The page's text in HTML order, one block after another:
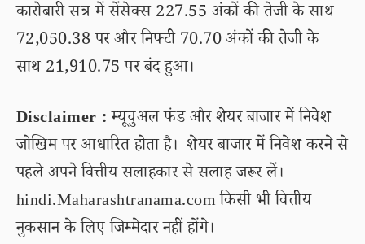
कारोबारी सत्र में सेंसेक्स 227.55 अंकों की तेजी के साथ
72,050.38 पर और निफ्टी 70.70 अंकों की तेजी के
साथ 21,910.75 पर बंद हुआ।
Disclaimer :म्यूचुअल फंड और शेयर बाजार में निवेश
जोखिम पर आधारित होता है। शेयर बाजार में निवेश करने से
पहले अपने वित्तीय सलाहकार से सलाह जरूर लें।
hindi.Maharashtranama.com किसी भी वित्तीय
नुकसान के लिए जिम्मेदार नहीं होंगे।